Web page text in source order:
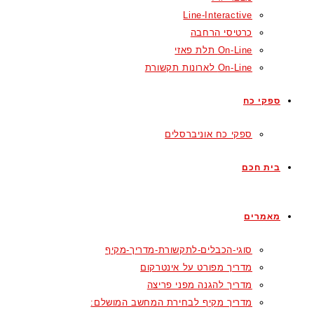
Line-Interactive
כרטיסי הרחבה
On-Line תלת פאזי
On-Line לארונות תקשורת
ספקי כח
ספקי כח אוניברסלים
בית חכם
מאמרים
סוגי-הכבלים-לתקשורת-מדריך-מקיף
מדריך מפורט על אינטרקום
מדריך להגנה מפני פריצה
מדריך מקיף לבחירת המחשב המושלם: